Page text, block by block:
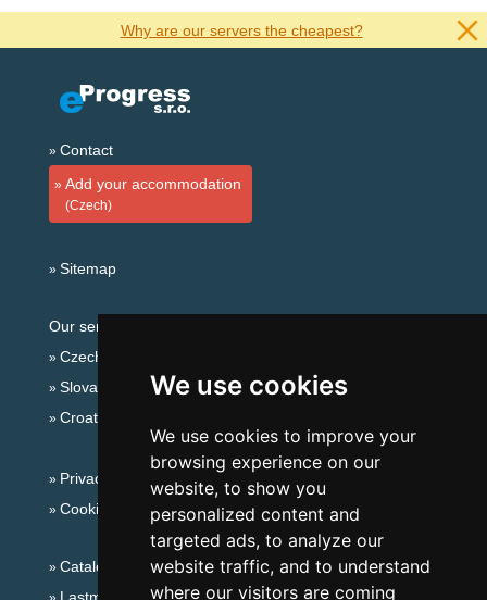
We use cookies
We use cookies to improve your
browsing experience on our
website, to show you
personalized content and
targeted ads, to analyze our
website traffic, and to understand
where our visitors are coming
Why are our servers the cheapest?
Contact
Add your accommodation
(Czech)
Sitemap
Our servers:
Czech mountains
Slovakian mountains
Croatian Adriatic
Privacy policy
Cookies
Catalog of accommodation